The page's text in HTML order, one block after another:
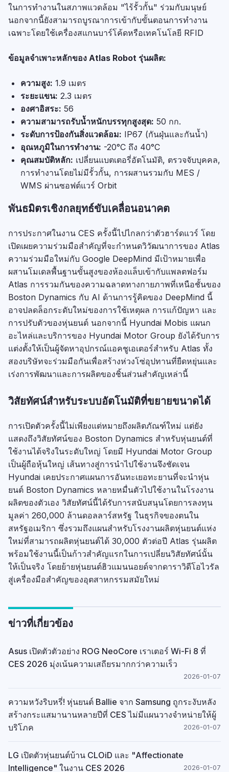
ในการทำงานในสภาพแวดล้อม "ไร้รั้วกั้น" ร่วมกับมนุษย์
นอกจากนี้ยังสามารถบูรณาการเข้ากับขั้นตอนการทำงาน
เฉพาะโดยใช้เครื่องสแกนบาร์โค้ดหรือเทคโนโลยี RFID
ข้อมูลจำเพาะหลักของ Atlas Robot รุ่นผลิต:
ความสูง: 1.9 เมตร
ระยะแขน: 2.3 เมตร
องศาอิสระ: 56
ความสามารถรับน้ำหนักบรรทุกสูงสุด: 50 กก.
ระดับการป้องกันสิ่งแวดล้อม: IP67 (กันฝุ่นและกันน้ำ)
อุณหภูมิในการทำงาน: -20°C ถึง 40°C
คุณสมบัติหลัก: เปลี่ยนแบตเตอรี่อัตโนมัติ, ตรวจจับบุคคล,
การทำงานโดยไม่มีรั้วกั้น, การผสานรวมกับ MES /
WMS ผ่านซอฟต์แวร์ Orbit
พันธมิตรเชิงกลยุทธ์ขับเคลื่อนอนาคต
การประกาศในงาน CES ครั้งนี้ไปไกลกว่าตัวฮาร์ดแวร์ โดย
เปิดเผยความร่วมมือสำคัญที่จะกำหนดวิวัฒนาการของ Atlas
ความร่วมมือใหม่กับ Google DeepMind มีเป้าหมายเพื่อ
ผสานโมเดลพื้นฐานขั้นสูงของห้องแล็บเข้ากับแพลตฟอร์ม
Atlas การรวมกันของความฉลาดทางกายภาพที่เหนือชั้นของ
Boston Dynamics กับ AI ด้านการรู้คิดของ DeepMind นี้
อาจปลดล็อกระดับใหม่ของการใช้เหตุผล การแก้ปัญหา และ
การปรับตัวของหุ่นยนต์ นอกจากนี้ Hyundai Mobis แผนก
อะไหล่และบริการของ Hyundai Motor Group ยังได้รับการ
แต่งตั้งให้เป็นผู้จัดหาอุปกรณ์แอคชูเอเตอร์สำหรับ Atlas ทั้ง
สองบริษัทจะร่วมมือกันเพื่อสร้างห่วงโซ่อุปทานที่ยืดหยุ่นและ
เร่งการพัฒนาและการผลิตของชิ้นส่วนสำคัญเหล่านี้
วิสัยทัศน์สำหรับระบบอัตโนมัติที่ขยายขนาดได้
การเปิดตัวครั้งนี้ไม่เพียงแต่หมายถึงผลิตภัณฑ์ใหม่ แต่ยัง
แสดงถึงวิสัยทัศน์ของ Boston Dynamics สำหรับหุ่นยนต์ที่
ใช้งานได้จริงในระดับใหญ่ โดยมี Hyundai Motor Group
เป็นผู้ถือหุ้นใหญ่ เส้นทางสู่การนำไปใช้งานจึงชัดเจน
Hyundai เคยประกาศแผนการอันทะเยอทะยานที่จะนำหุ่น
ยนต์ Boston Dynamics หลายหมื่นตัวไปใช้งานในโรงงาน
ผลิตของตัวเอง วิสัยทัศน์นี้ได้รับการสนับสนุนโดยการลงทุน
มูลค่า 260,000 ล้านดอลลาร์สหรัฐ ในธุรกิจของตนใน
สหรัฐอเมริกา ซึ่งรวมถึงแผนสำหรับโรงงานผลิตหุ่นยนต์แห่ง
ใหม่ที่สามารถผลิตหุ่นยนต์ได้ 30,000 ตัวต่อปี Atlas รุ่นผลิต
พร้อมใช้งานนี้เป็นก้าวสำคัญแรกในการเปลี่ยนวิสัยทัศน์นั้น
ให้เป็นจริง โดยย้ายหุ่นยนต์ฮิวแมนนอยด์จากดาราวิดีโอไวรัล
สู่เครื่องมือสำคัญของอุตสาหกรรมสมัยใหม่
ข่าวที่เกี่ยวข้อง
Asus เปิดตัวตัวอย่าง ROG NeoCore เราเตอร์ Wi-Fi 8 ที่
CES 2026 มุ่งเน้นความเสถียรมากกว่าความเร็ว
2026-01-07
ความหวังริบหรี่! หุ่นยนต์ Ballie จาก Samsung ถูกระงับหลัง
สร้างกระแสมานานหลายปีที่ CES ไม่มีแผนวางจำหน่ายให้ผู้
บริโภค
2026-01-07
LG เปิดตัวหุ่นยนต์บ้าน CLOiD และ "Affectionate
Intelligence" ในงาน CES 2026
2026-01-07